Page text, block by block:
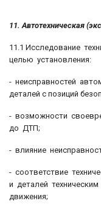
11. Автотехническая
11.1 Исследование
целью установления:
- неисправностей
деталей с позиций
- возможности
до ДТП;
- влияние
- соответствие
и деталей
движения;